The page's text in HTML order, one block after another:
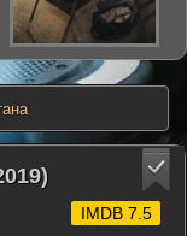
IMDB 7.5